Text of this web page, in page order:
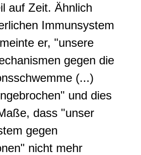
auf Zeit. Ähnlich
Immunsystem
er, "unsere
gegen die
(...)
und dies
dass "unser
gegen
nicht mehr